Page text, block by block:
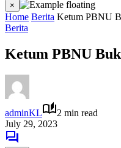
×
Home Berita Ketum PBNU
Berita
Ketum PBNU
adminKL
2 min read
July 29, 2023